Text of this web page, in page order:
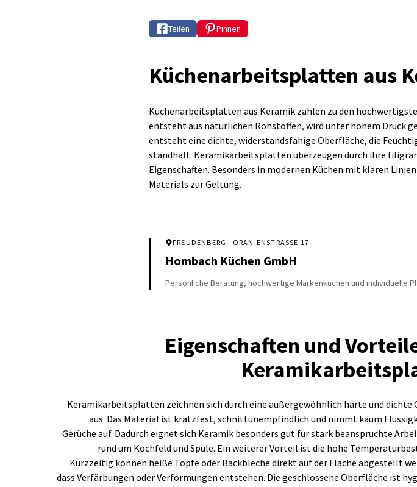
Teilen Pinnen
Küchenarbeitsplatten aus
Küchenarbeitsplatten aus Keramik zählen zu den
entsteht aus natürlichen Rohstoffen, wird unter hohem Druck
entsteht eine dichte, widerstandsfähige Oberfläche, die
standhält. Keramikarbeitsplatten überzeugen durch ihre
Eigenschaften. Besonders in modernen Küchen mit klaren
Materials zur Geltung.
FREUDENBERG · ORANIENSTRASSE 17
Hombach Küchen GmbH
Persönliche Beratung, hochwertige Markenküchen und individuelle
Eigenschaften und
Keramikarbeitsplatten zeichnen sich durch eine außergewöhnlich harte und dichte
aus. Das Material ist kratzfest, schnittunempfindlich und nimmt kaum
Gerüche auf. Dadurch eignet sich Keramik besonders gut für stark beanspruchte
rund um Kochfeld und Spüle. Ein weiterer Vorteil ist die hohe
Kurzzeitig können heiße Töpfe oder Backbleche direkt auf der Fläche abgestellt
dass Verfärbungen oder Verformungen entstehen. Die geschlossene Oberfläche ist